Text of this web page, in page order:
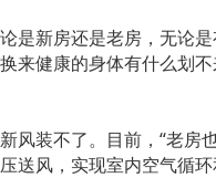
是新房还是老房，无论
来健康的身体有什么划
装不了。目前，“老
风，实现室内空气循环